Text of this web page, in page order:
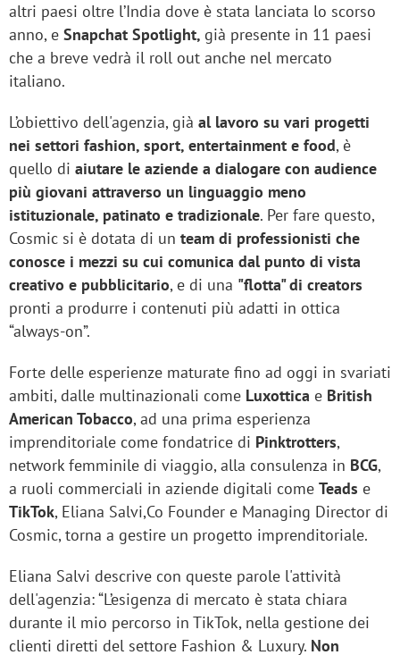
altri paesi oltre l’India dove è stata lanciata lo scorso
anno, e Snapchat Spotlight, già presente in 11 paesi
che a breve vedrà il roll out anche nel mercato
italiano.
L’obiettivo dell'agenzia, già al lavoro su vari progetti
nei settori fashion, sport, entertainment e food, è
quello di aiutare le aziende a dialogare con audience
più giovani attraverso un linguaggio meno
istituzionale, patinato e tradizionale. Per fare questo,
Cosmic si è dotata di un team di professionisti che
conosce i mezzi su cui comunica dal punto di vista
creativo e pubblicitario, e di una "flotta" di creators
pronti a produrre i contenuti più adatti in ottica
“always-on”.
Forte delle esperienze maturate fino ad oggi in svariati
ambiti, dalle multinazionali come Luxottica e British
American Tobacco, ad una prima esperienza
imprenditoriale come fondatrice di Pinktrotters,
network femminile di viaggio, alla consulenza in BCG,
a ruoli commerciali in aziende digitali come Teads e
TikTok, Eliana Salvi,Co Founder e Managing Director di
Cosmic, torna a gestire un progetto imprenditoriale.
Eliana Salvi descrive con queste parole l'attività
dell'agenzia: “L’esigenza di mercato è stata chiara
durante il mio percorso in TikTok, nella gestione dei
clienti diretti del settore Fashion & Luxury. Non